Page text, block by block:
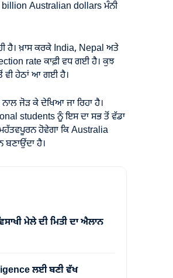
Australian dollars ਮੰਨੀ
ਹੈ। ਖ਼ਾਸ ਕਰਕੇ India, Nepal ਅਤੇ
rate ਕਾਫ਼ੀ ਵਧ ਗਈ ਹੈ। ਕੁਝ
ਵੀ ਹੇਠਾਂ ਆ ਗਈ ਹੈ।
ਜੋੜ ਕੇ ਦੇਖਿਆ ਜਾ ਰਿਹਾ ਹੈ।
students ਨੂੰ ਇਸ ਦਾ ਸਭ ਤੋਂ ਵੱਡਾ
ਹੋਵੇਗਾ ਕਿ Australia
ਹੈ।
ਮੇਲੇ ਦੀ ਮਿਤੀ ਦਾ ਐਲਾਨ
ਲਈ ਬਣੀ ਵੱਖ